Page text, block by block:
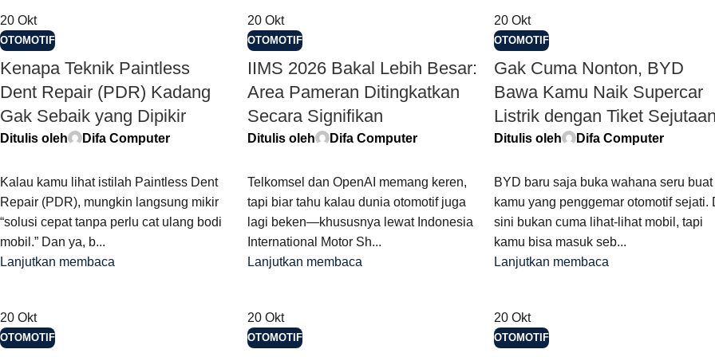
20 Okt
OTOMOTIF
Kenapa Teknik Paintless
Dent Repair (PDR) Kadang
Gak Sebaik yang Dipikir
Ditulis oleh Difa Computer
Kalau kamu lihat istilah Paintless Dent
Repair (PDR), mungkin langsung mikir
“solusi cepat tanpa perlu cat ulang bodi
mobil.” Dan ya, b...
Lanjutkan membaca
20 Okt
OTOMOTIF
IIMS 2026 Bakal Lebih Besar:
Area Pameran Ditingkatkan
Secara Signifikan
Ditulis oleh Difa Computer
Telkomsel dan OpenAI memang keren,
tapi biar tahu kalau dunia otomotif juga
lagi beken—khususnya lewat Indonesia
International Motor Sh...
Lanjutkan membaca
20Okt
OTOMOTIF
Gak Cuma Nonton, BYD
Bawa Kamu Naik Supercar
Listrik dengan Tiket
Ditulis oleh Difa Computer
BYD baru saja buka wahana seru buat
kamu yang penggemar otomotif sejati.
sini bukan cuma lihat-lihat mobil, tapi
kamu bisa masuk seb...
Lanjutkan membaca
20 Okt
OTOMOTIF
20 Okt
OTOMOTIF
20Okt
OTOMOTIF